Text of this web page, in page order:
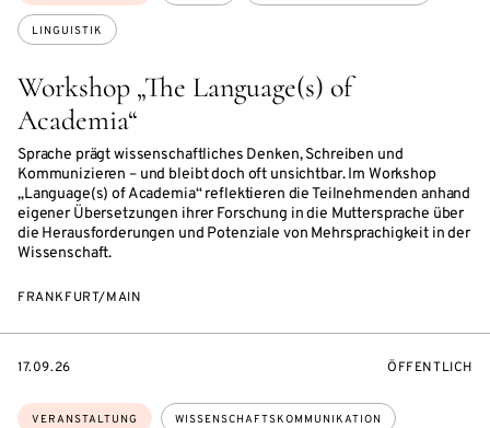
Workshop „The Language(s) of
Academia“
Sprache prägt wissenschaftliches Denken, Schreiben und
Kommunizieren – und bleibt doch oft unsichtbar. Im Workshop
„Language(s) of Academia“ reflektieren die Teilnehmenden anhand
eigener Übersetzungen ihrer Forschung in die Muttersprache über
die Herausforderungen und Potenziale von Mehrsprachigkeit in der
Wissenschaft.
LINGUISTIK
FRANKFURT/MAIN
Themen:
VERANSTALTUNG WISSENSCHAFTSKOMMUNIKATION
EVENTBEGINSON
17.09.26 ÖFFENTLICH